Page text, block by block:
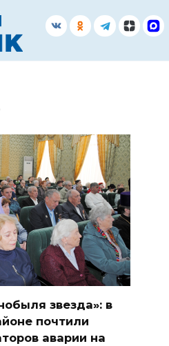
звезда»: в
почтили
аварии на